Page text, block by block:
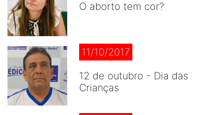
O aborto tem cor?
11/10/2017
12 de outubro - Dia das
Crianças